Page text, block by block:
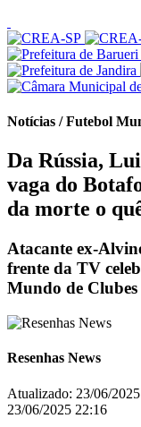
Notícias / Futebol
Da Rússia,
vaga do
da morte o
Atacante ex-
frente da TV
Mundo de Clubes
Resenhas News
Atualizado: 23/06/
23/06/2025 22:16